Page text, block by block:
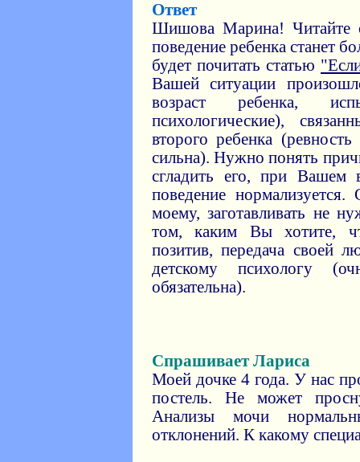
Ответ
Шишова Марина! Читайте
поведение ребенка станет
будет почитать статью
Вашей ситуации
возраст ребенка,
психологические),
второго ребенка
сильна). Нужно понять
сгладить его, при Вашем
поведение
моему, заготавливать не
том, каким Вы хотите,
позитив, передача своей
детскому психологу
обязательна).
Спрашивает Лариса
Моей дочке 4 года. У нас
постель. Не может
Анализы мочи
отклонений. К какому